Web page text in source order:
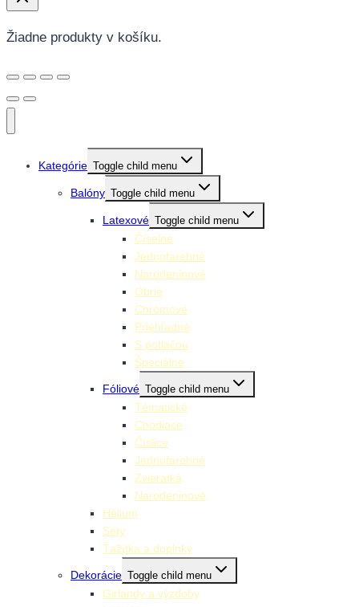
Žiadne produkty v košíku.
Kategórie Toggle child menu
Balóny Toggle child menu
Latexové Toggle child menu
Číselné
Jednofarebné
Narodeninové
Obrie
Chrómové
Priehľadné
S potlačou
Špeciálne
Fóliové Toggle child menu
Tématické
Chodiace
Číslice
Jednofarebné
Zvieratká
Narodeninové
Hélium
Sety
Ťažítka a doplnky
Dekorácie Toggle child menu
Girlandy a výzdoby